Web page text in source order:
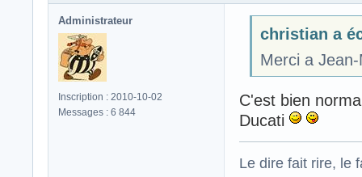
Administrateur
Inscription : 2010-10-02
Messages : 6 844
christian a
Merci a
C'est bien
Ducati
Le dire fait rire, le